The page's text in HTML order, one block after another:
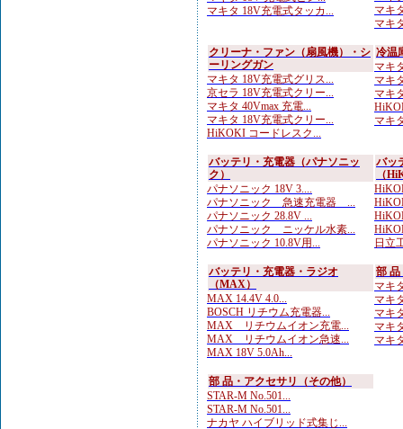
マキタ 18V充電式タッカ...
マキ
マキ
クリーナ・ファン（扇風機）・シ
ーリングガン
マキタ 18V充電式グリス...
京セラ 18V充電式クリー...
マキタ 40Vmax 充電...
マキタ 18V充電式クリー...
HiKOKI コードレスク...
冷温
マキ
マキ
マキ
マキ
バッテリ・充電器（パナソニッ
ク）
パナソニック 18V 3....
パナソニック 急速充電器 ...
パナソニック 28.8V ...
パナソニック ニッケル水素...
パナソニック 10.8V用...
バッ
（
日立
バッテリ・充電器・ラジオ
（MAX）
MAX 14.4V 4.0...
BOSCH リチウム充電器...
MAX リチウムイオン充電...
MAX リチウムイオン急速...
MAX 18V 5.0Ah...
部 品
マキ
マキ
マキ
マキ
マキ
部 品・アクセサリ（その他）
STAR-M No.501...
STAR-M No.501...
ナカヤ ハイブリッド式集じ...